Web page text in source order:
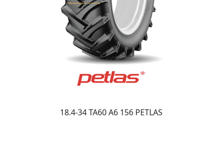
18.4-34 TA60 A6 156 PETLAS